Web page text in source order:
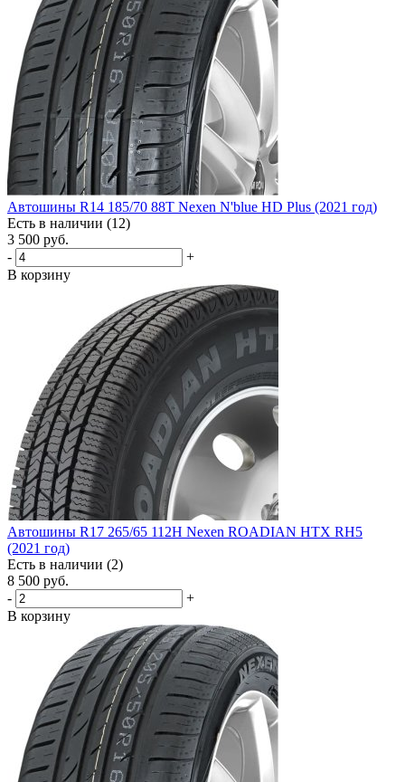
Автошины R14 185/70 88T Nexen N'blue HD Plus (2021 год)
Есть в наличии (12)
3 500 руб.
-
+
В корзину
Автошины R17 265/65 112H Nexen ROADIAN HTX RH5
(2021 год)
Есть в наличии (2)
8 500 руб.
-
+
В корзину